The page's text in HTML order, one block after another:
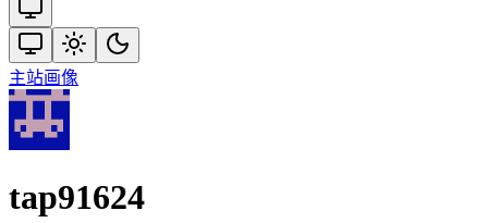
主站画像
tap91624